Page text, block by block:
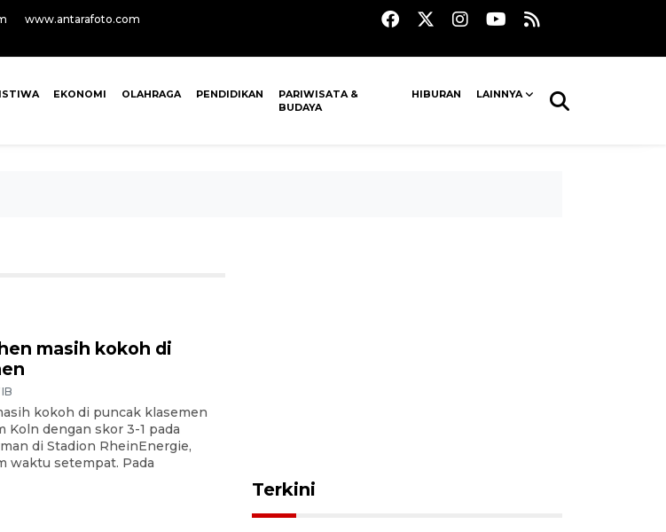
www.antarafoto.com
EKONOMI OLAHRAGA PENDIDIKAN
PARIWISATA &
BUDAYA
HIBURAN LAINNYA
masih kokoh di
kokoh di puncak klasemen
Koln dengan skor 3-1 pada
di Stadion RheinEnergie,
waktu setempat. Pada
Terkini